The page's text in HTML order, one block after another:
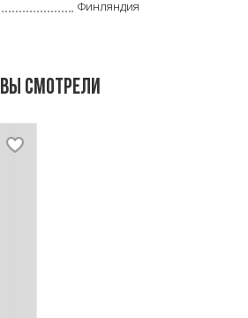
Финляндия
Вы смотрели